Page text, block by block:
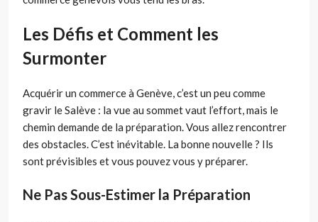
Les Défis et Comment les
Surmonter
Acquérir un commerce à Genève, c’est un peu comme
gravir le Salève : la vue au sommet vaut l’effort, mais le
chemin demande de la préparation. Vous allez rencontrer
des obstacles. C’est inévitable. La bonne nouvelle ? Ils
sont prévisibles et vous pouvez vous y préparer.
Ne Pas Sous-Estimer la Préparation